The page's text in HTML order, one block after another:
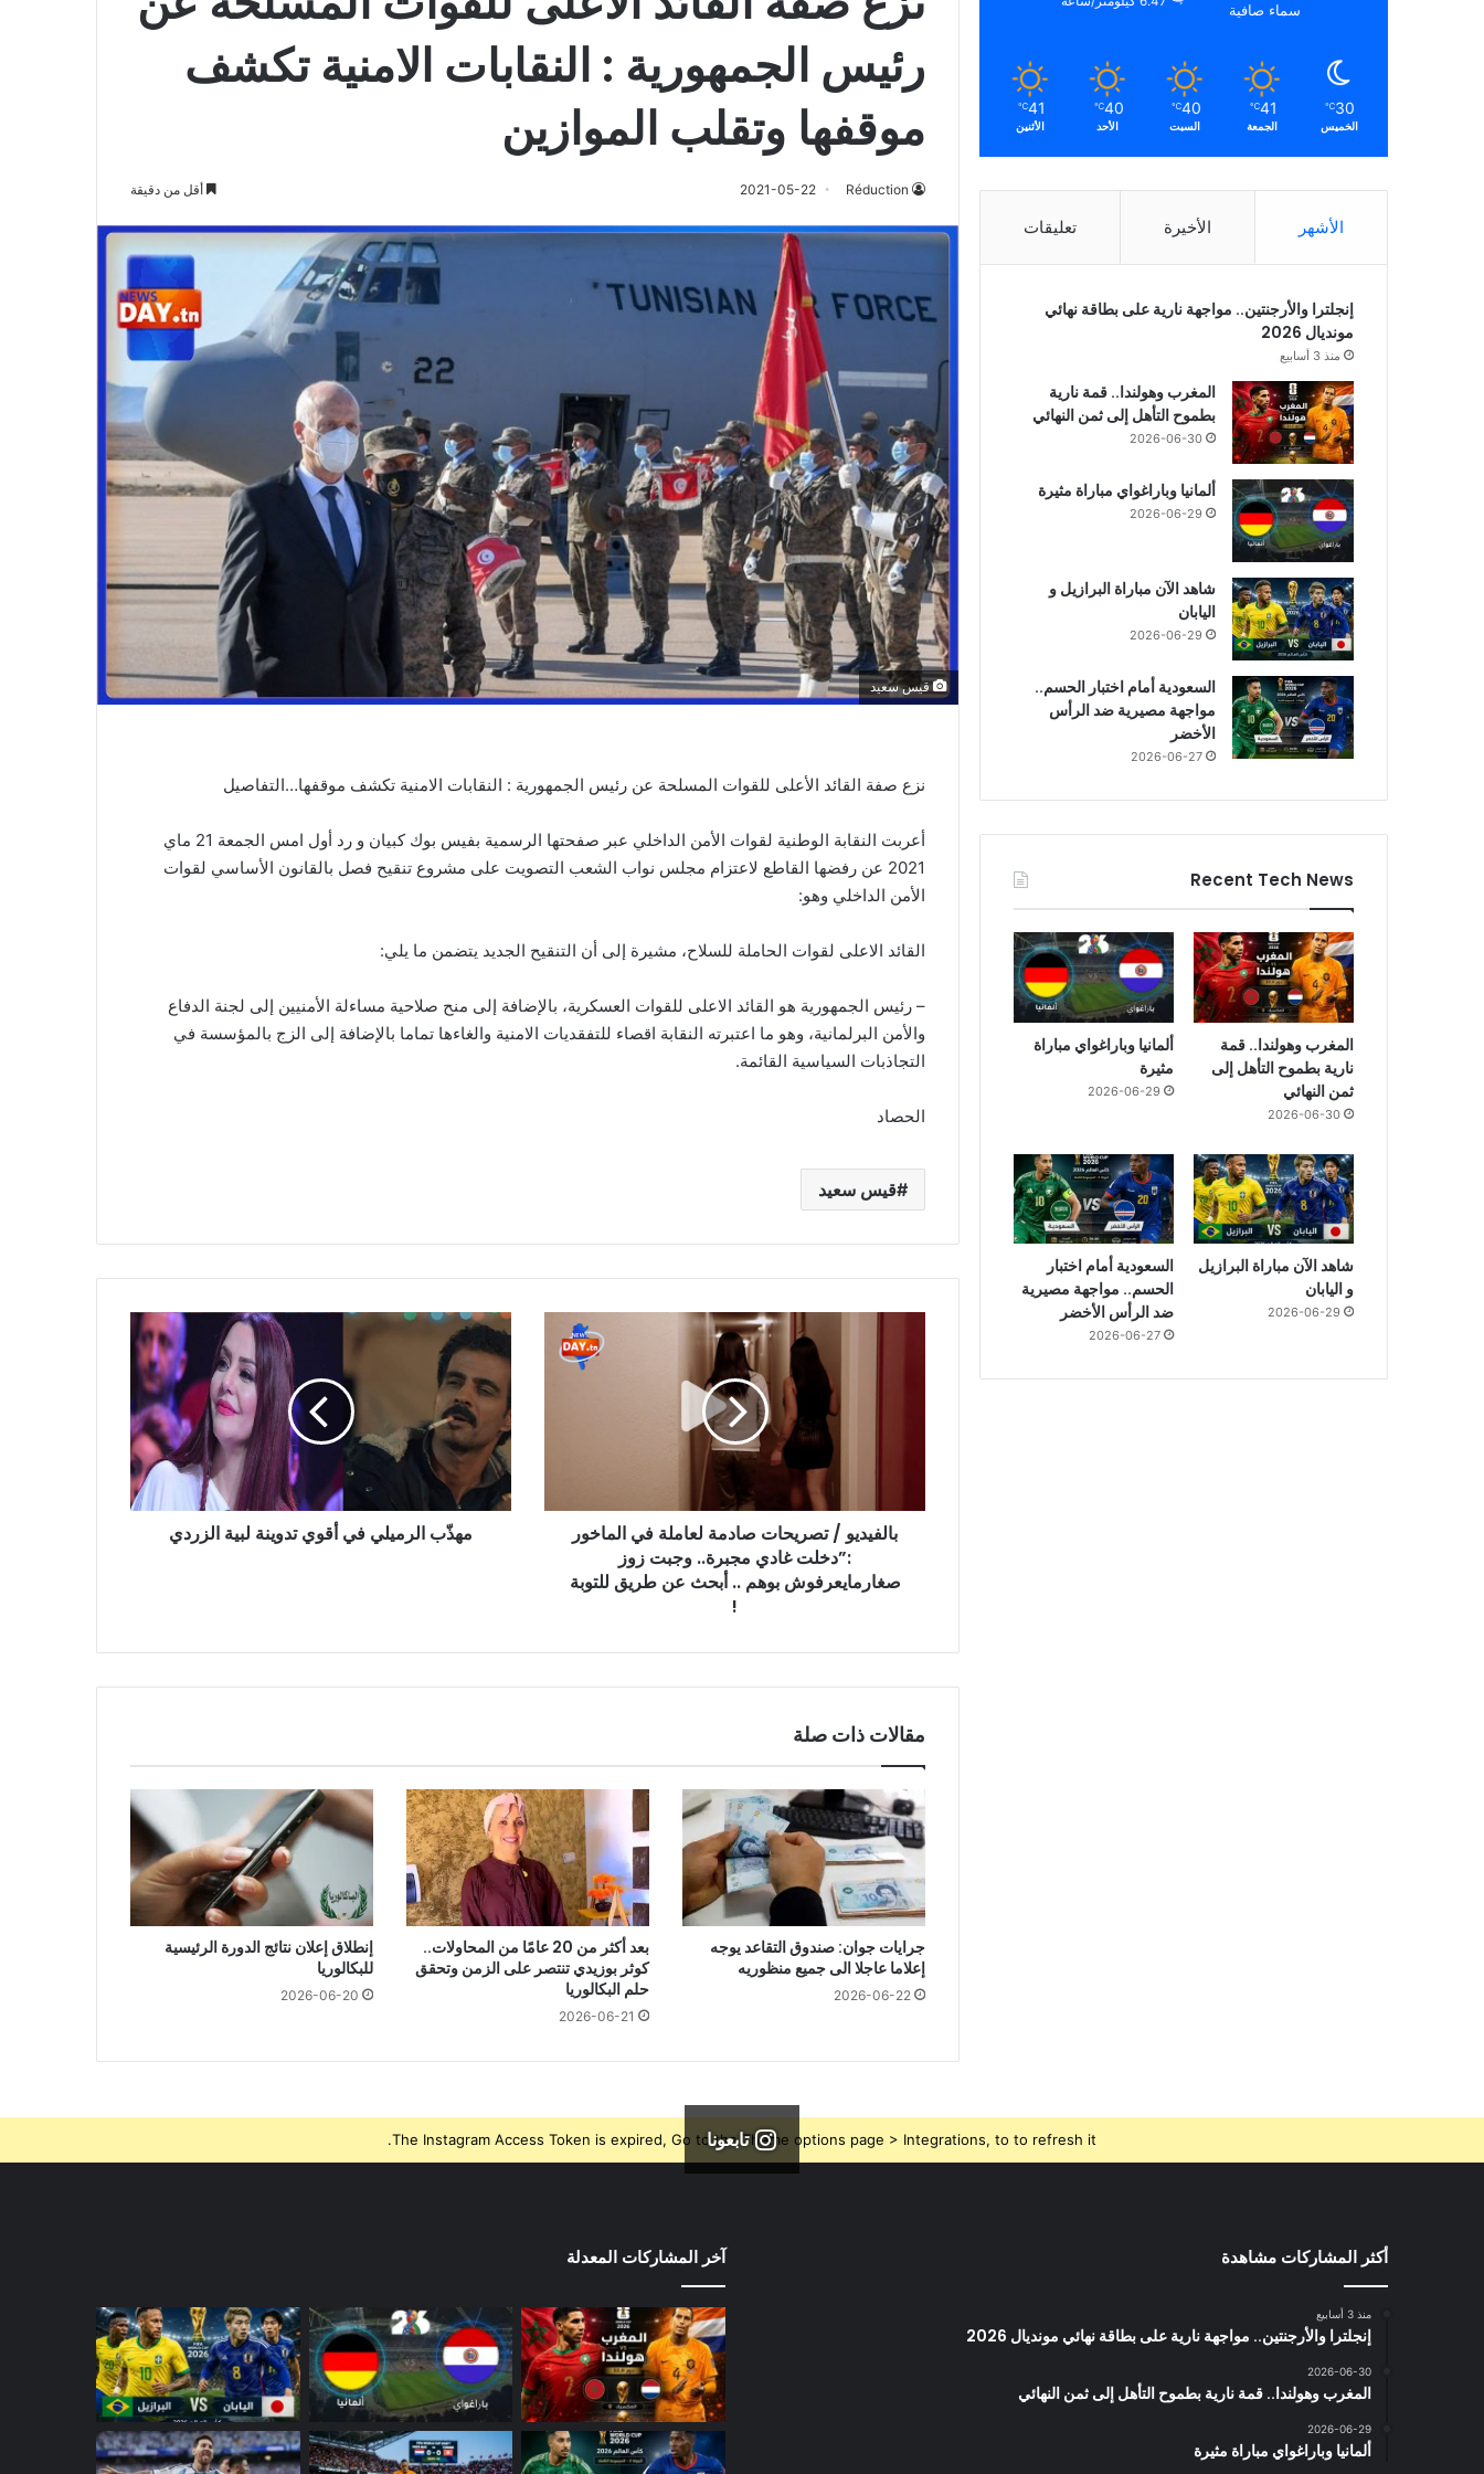
رئيس الجمهورية : النقابات الامنية تكشف
موقفها وتقلب الموازين
Réduction
2021-05-22 أقل من دقيقة
قيس سعيد
نزع صفة القائد الأعلى للقوات المسلحة عن رئيس الجمهورية : النقابات الامنية تكشف موقفها…التفاصيل
أعربت النقابة الوطنية لقوات الأمن الداخلي عبر صفحتها الرسمية بفيس بوك كبيان و رد أول امس الجمعة 21 ماي
2021 عن رفضها القاطع لاعتزام مجلس نواب الشعب التصويت على مشروع تنقيح فصل بالقانون الأساسي لقوات
الأمن الداخلي وهو:
القائد الاعلى لقوات الحاملة للسلاح، مشيرة إلى أن التنقيح الجديد يتضمن ما يلي:
– رئيس الجمهورية هو القائد الاعلى للقوات العسكرية، بالإضافة إلى منح صلاحية مساءلة الأمنيين إلى لجنة الدفاع
والأمن البرلمانية، وهو ما اعتبرته النقابة اقصاء للتفقديات الامنية والغاءها تماما بالإضافة إلى الزج بالمؤسسة في
التجاذبات السياسية القائمة.
الحصاد
قيس سعيد
غادي
مجبرة..
عن
للتوبة
!
بالفيديو / تصريحات صادمة لعاملة في الماخور
:”دخلت غادي مجبرة.. وجبت زوز
صغارمايعرفوش بوهم .. أبحث عن طريق للتوبة
!
مهذّب
الرميلي
في
أقوي
تدوينة
لبية
الزردي
مهذّب الرميلي في أقوي تدوينة لبية الزردي
مقالات ذات صلة
جرايات جوان: صندوق التقاعد يوجه
إعلاما عاجلا الى جميع منظوريه
2026-06-22
بعد أكثر من 20 عامًا من المحاولات..
كوثر بوزيدي تنتصر على الزمن وتحقق
حلم البكالوريا
2026-06-21
إنطلاق إعلان نتائج الدورة الرئيسية
للبكالوريا
2026-06-20
سماء صافية
30
℃
الخميس
41
℃
الجمعة
40
℃
السبت
40
℃
الأحد
41
℃
الأثنين
الأشهر الأخيرة تعليقات
إنجلترا والأرجنتين.. مواجهة نارية على بطاقة نهائي
مونديال 2026
منذ 3 أسابيع
المغرب وهولندا.. قمة نارية
بطموح التأهل إلى ثمن النهائي
2026-06-30
ألمانيا وباراغواي مباراة مثيرة
2026-06-29
شاهد الآن مباراة البرازيل و
اليابان
2026-06-29
السعودية أمام اختبار الحسم..
مواجهة مصيرية ضد الرأس
الأخضر
2026-06-27
Recent Tech News
المغرب وهولندا.. قمة
نارية بطموح التأهل إلى
ثمن النهائي
2026-06-30
ألمانيا وباراغواي مباراة
مثيرة
2026-06-29
شاهد الآن مباراة البرازيل
و اليابان
2026-06-29
السعودية أمام اختبار
الحسم.. مواجهة مصيرية
ضد الرأس الأخضر
2026-06-27
تابعونا
The Instagram Access Token is expired, Go to the Theme options page > Integrations, to to refresh it.
أكثر المشاركات مشاهدة
منذ 3 أسابيع
إنجلترا والأرجنتين.. مواجهة نارية على بطاقة نهائي مونديال 2026
2026-06-30
المغرب وهولندا.. قمة نارية بطموح التأهل إلى ثمن النهائي
2026-06-29
ألمانيا وباراغواي مباراة مثيرة
آخر المشاركات المعدلة